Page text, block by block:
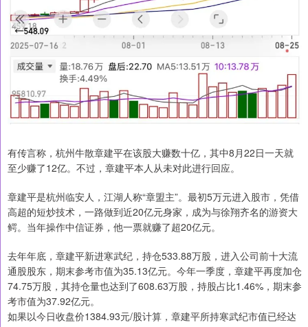
有传言称，杭州牛散章建平在该股大赚数十亿，其中8月22日一天就
至少赚了12亿。不过，章建平本人从未对此进行回应。
章建平是杭州临安人，江湖人称“章盟主”。最初5万元进入股市，凭借
高超的短炒技术，一路做到近20亿元身家，成为与徐翔齐名的游资大
鳄。当年操作中信证券，他一票就赚了超20亿元。
去年年底，章建平新进寒武纪，持仓533.88万股，进入公司前十大流
通股股东，期末参考市值为35.13亿元。今年一季度，章建平再度加仓
74.75万股，其持仓量也达到了608.63万股，持股占比1.46%，期末参
考市值为37.92亿元。
如果以今日收盘价1384.93元/股计算，章建平所持寒武纪市值已经达